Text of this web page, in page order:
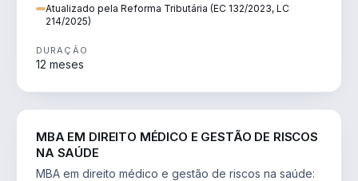
Atualizado pela Reforma Tributária (EC 132/2023, LC
214/2025)
DURAÇÃO
12 meses
MBA EM DIREITO MÉDICO E GESTÃO DE RISCOS
NA SAÚDE
MBA em direito médico e gestão de riscos na saúde: